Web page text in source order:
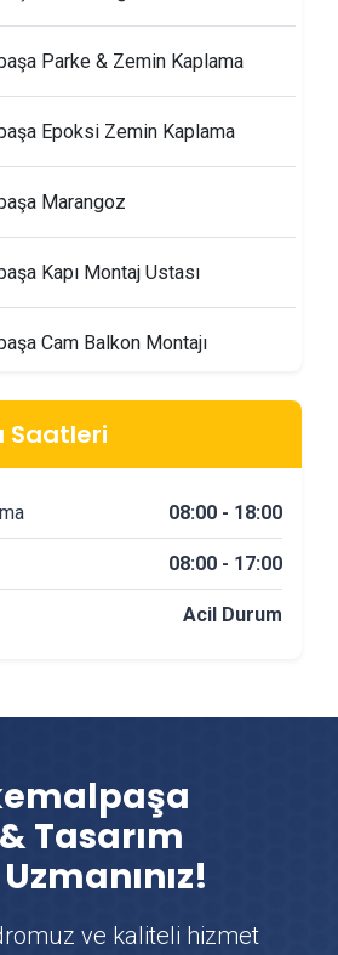
Parke & Zemin Kaplama
Epoksi Zemin Kaplama
Marangoz
Kapı Montaj Ustası
Cam Balkon Montajı
Banyo Tadilatı
DuşaKabin Montajı
Vinç Kiralama
Mutfak Tadilatı
Çatı Ustası
Fayans & Seramik Ustası
Saatleri
08:00 - 18:00
08:00 - 17:00
Acil Durum
Tasarım
ve kaliteli hizmet